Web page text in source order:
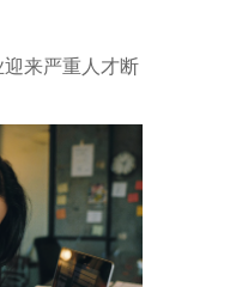
来严重人才断